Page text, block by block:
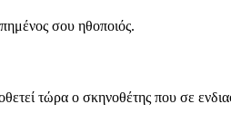
σου ηθοποιός.
τώρα ο σκηνοθέτης που σε